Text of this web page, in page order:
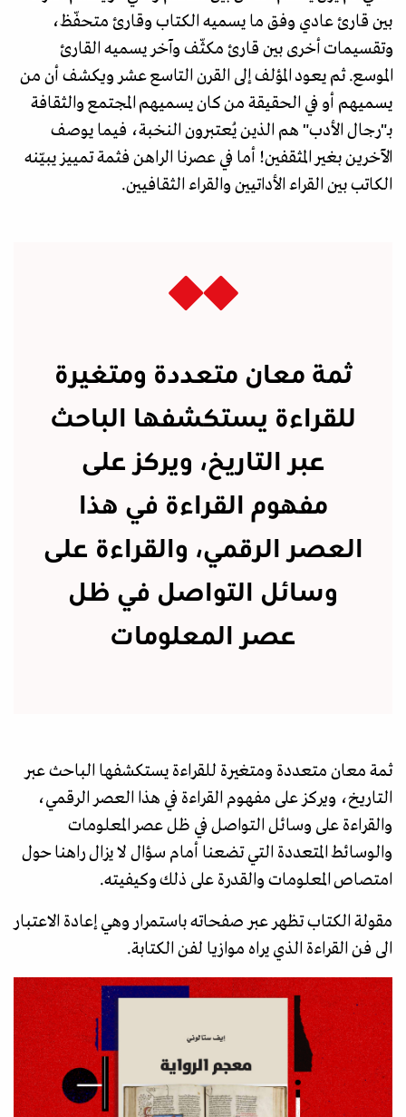
بين قارئ عادي وفق ما يسميه الكتاب وقارئ متحفّظ،
وتقسيمات أخرى بين قارئ مكثّف وآخر يسميه القارئ
الموسع. ثم يعود المؤلف إلى القرن التاسع عشر ويكشف أن من
يسميهم أو في الحقيقة من كان يسميهم المجتمع والثقافة
بـ"رجال الأدب" هم الذين يُعتبرون النخبة، فيما يوصف
الآخرين بغير المثقفين! أما في عصرنا الراهن فثمة تمييز يبيّنه
الكاتب بين القراء الأداتيين والقراء الثقافيين.
ثمة معان متعددة ومتغيرة
للقراءة يستكشفها الباحث
عبر التاريخ، ويركز على
مفهوم القراءة في هذا
العصر الرقمي، والقراءة على
وسائل التواصل في ظل
عصر المعلومات
ثمة معان متعددة ومتغيرة للقراءة يستكشفها الباحث عبر
التاريخ، ويركز على مفهوم القراءة في هذا العصر الرقمي،
والقراءة على وسائل التواصل في ظل عصر المعلومات
والوسائط المتعددة التي تضعنا أمام سؤال لا يزال راهنا حول
امتصاص المعلومات والقدرة على ذلك وكيفيته.
مقولة الكتاب تظهر عبر صفحاته باستمرار وهي إعادة الاعتبار
الى فن القراءة الذي يراه موازيا لفن الكتابة.